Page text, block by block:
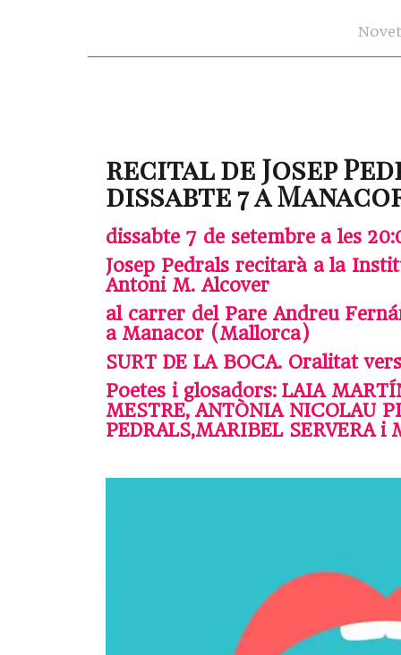
recital de Josep
dissabte 7 a
dissabte 7 de setembre a les
Josep Pedrals recitarà a la
Antoni M. Alcover
al carrer del Pare Andreu
a Manacor (Mallorca)
SURT DE LA BOCA. Oralitat
Poetes i glosadors: LAIA
MESTRE, ANTÒNIA NICOLAU
PEDRALS,MARIBEL SERVERA i